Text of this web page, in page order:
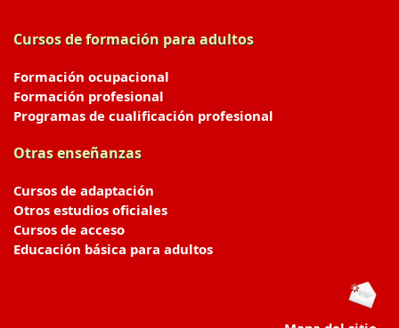
Cursos de formación para adultos
Formación ocupacional
Formación profesional
Programas de cualificación profesional
Otras enseñanzas
Cursos de adaptación
Otros estudios oficiales
Cursos de acceso
Educación básica para adultos